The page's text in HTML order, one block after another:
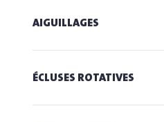
AIGUILLAGES
ÉCLUSES ROTATIVES